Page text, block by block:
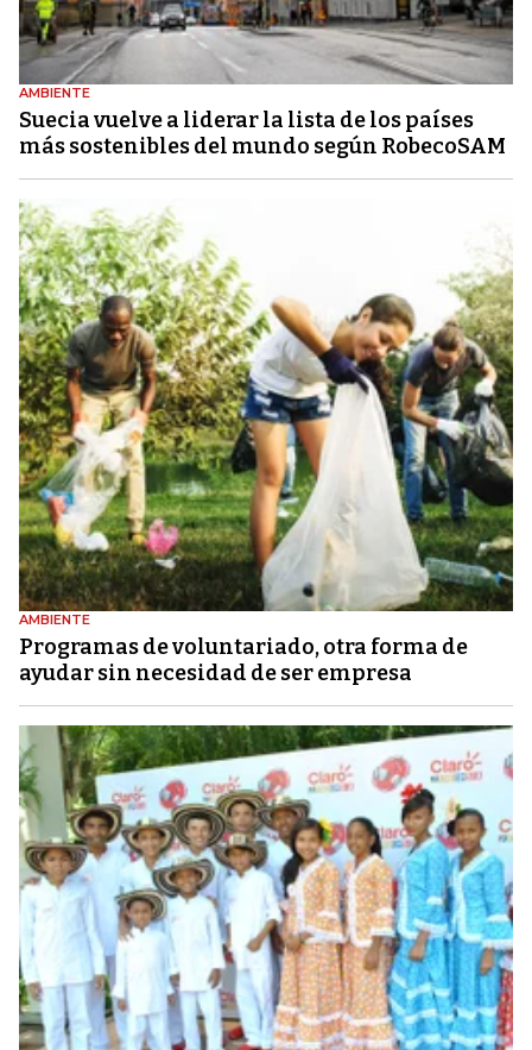
AMBIENTE
Suecia vuelve a liderar la lista de los países
más sostenibles del mundo según RobecoSAM
AMBIENTE
Programas de voluntariado, otra forma de
ayudar sin necesidad de ser empresa